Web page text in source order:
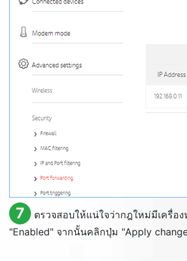
7
ตรวจสอบให้แน่ใจว่ากฎใหม่มีเครื่อ
"Enabled" จากนั้นคลิกปุ่ม "Apply